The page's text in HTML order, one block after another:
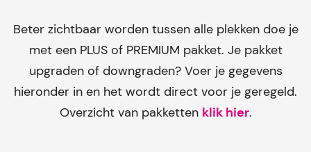
Beter zichtbaar worden tussen alle plekken doe je
met een PLUS of PREMIUM pakket. Je pakket
upgraden of downgraden? Voer je gegevens
hieronder in en het wordt direct voor je geregeld.
Overzicht van pakketten klik hier.